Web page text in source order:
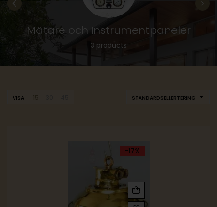
Mätare och Instrumentpaneler
3 products
STANDARDSELLERTERING
VISA
-17%